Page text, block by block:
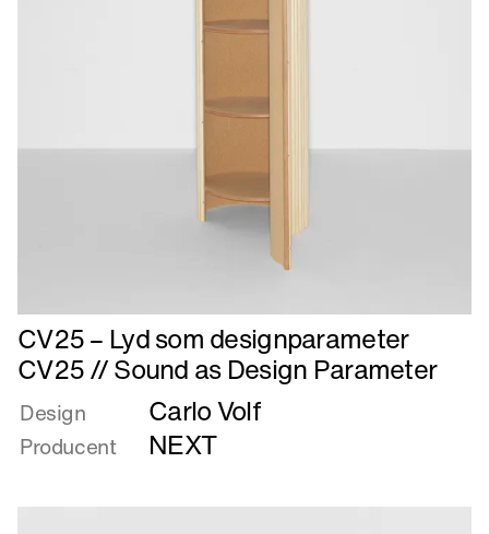
Læs
mere
om
CV25
Lyd
designparameter
CV25 – Lyd som designparameter
CV25 // Sound as Design Parameter
Design Carlo Volf
Producent NEXT